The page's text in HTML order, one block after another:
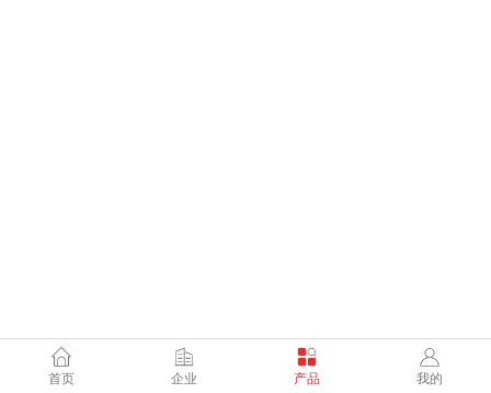
首页 企业 产品 我的